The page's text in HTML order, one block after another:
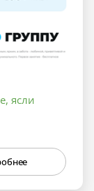
ясли